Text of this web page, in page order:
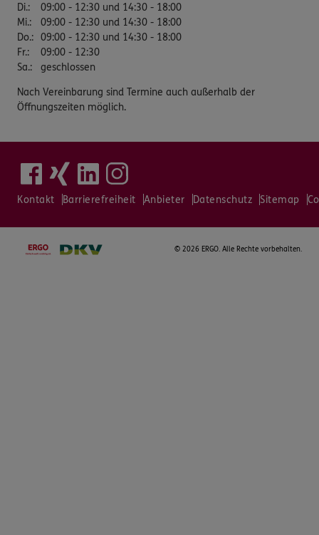
Di.:
09:00 - 12:30 und 14:30 - 18:00
Mi.:
09:00 - 12:30 und 14:30 - 18:00
Do.: 09:00 - 12:30 und 14:30 - 18:00
Fr.:
09:00 - 12:30
Sa.: geschlossen
Nach Vereinbarung sind Termine auch außerhalb der
Öffnungszeiten möglich.
Kontakt Barrierefreiheit Anbieter Datenschutz Sitemap
© 2026 ERGO. Alle Rechte vorbehalten.